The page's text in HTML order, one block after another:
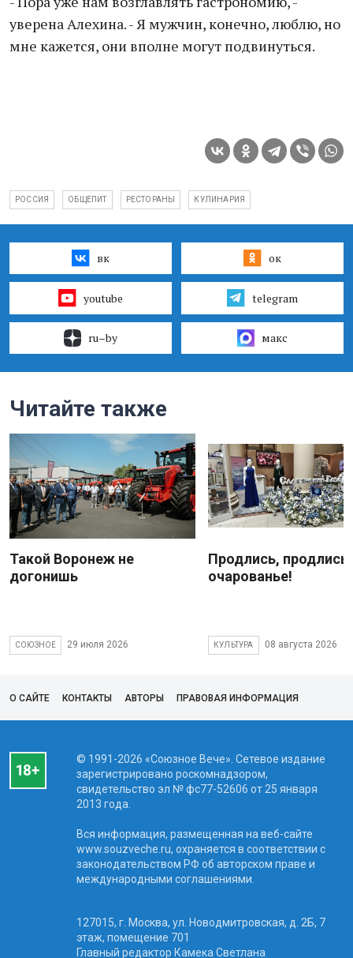
уверена Алехина. - Я мужчин, конечно, люблю, но
мне кажется, они вполне могут подвинуться.
РОССИЯ ОБЩЕПИТ РЕСТОРАНЫ КУЛИНАРИЯ
вк ок
youtube telegram
ru–by макс
Читайте также
Такой Воронеж не
догонишь
СОЮЗНОЕ 29 июля 2026
Продлись, продлись
очарованье!
КУЛЬТУРА 08 августа 2026
О САЙТЕ КОНТАКТЫ АВТОРЫ ПРАВОВАЯ ИНФОРМАЦИЯ
© 1991-2026 «Союзное Вече». Сетевое издание
зарегистрировано роскомнадзором,
свидетельство эл № фc77-52606 от 25 января
2013 года.
Вся информация, размещенная на веб-сайте
www.souzveche.ru, охраняется в соответствии с
законодательством РФ об авторском праве и
международными соглашениями.
127015, г. Москва, ул. Новодмитровская, д. 2Б, 7
этаж, помещение 701
Главный редактор Камека Светлана